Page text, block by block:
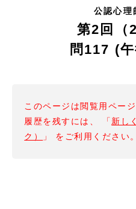
公認心理
第2回（
問117 (
このページは閲覧用ページ
履歴を残すには、 「 新し
ク）
」 をご利用ください。